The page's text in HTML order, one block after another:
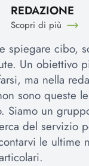
REDAZIONE
Scopri di più
spiegare cibo,
Un obiettivo
ma nella
sono queste
Siamo un
del servizio
le ultime